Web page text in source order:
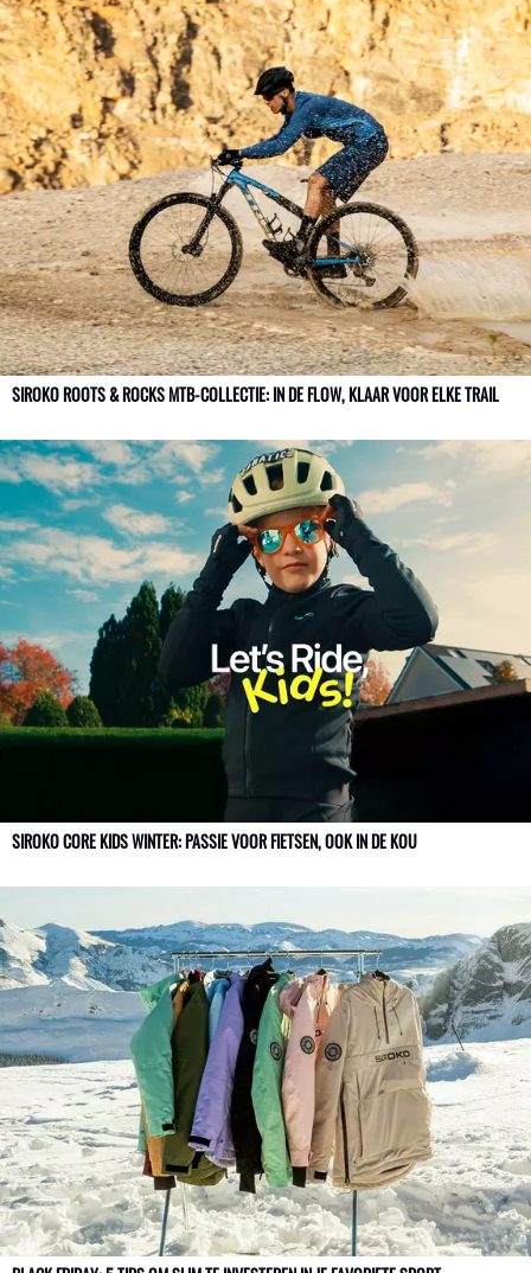
SIROKO ROOTS & ROCKS MTB-COLLECTIE: IN DE FLOW, KLAAR VOOR ELKE TRAIL
SIROKO CORE KIDS WINTER: PASSIE VOOR FIETSEN, OOK IN DE KOU